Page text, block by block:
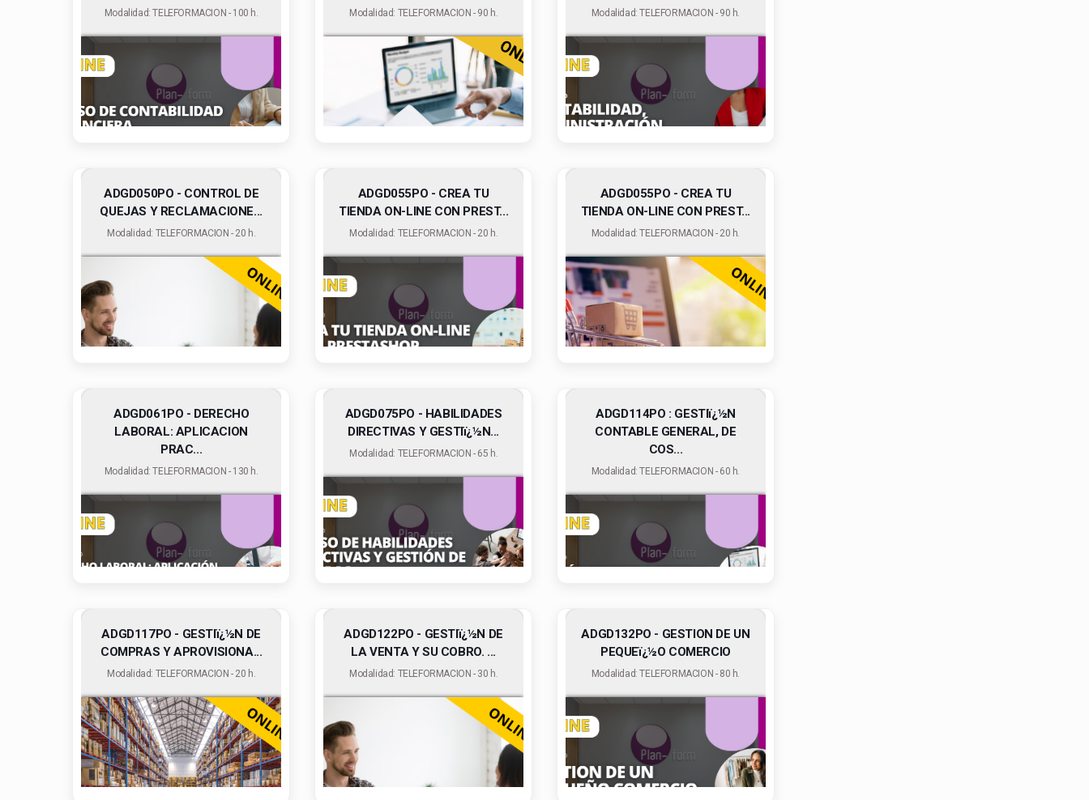
Modalidad: TELEFORMACION - 100 h. Modalidad: TELEFORMACION - 90 h. Modalidad: TELEFORMACION - 90 h.
ADGD050PO - CONTROL DE
QUEJAS Y RECLAMACIONE...
Modalidad: TELEFORMACION - 20 h.
ADGD055PO - CREA TU
TIENDA ON-LINE CON PREST...
Modalidad: TELEFORMACION - 20 h.
ADGD055PO - CREA TU
TIENDA ON-LINE CON PREST...
Modalidad: TELEFORMACION - 20 h.
ADGD061PO - DERECHO
LABORAL: APLICACION
PRAC...
Modalidad: TELEFORMACION - 130 h.
ADGD075PO - HABILIDADES
DIRECTIVAS Y GESTIï¿½N...
Modalidad: TELEFORMACION - 65 h.
ADGD114PO : GESTIï¿½N
CONTABLE GENERAL, DE
COS...
Modalidad: TELEFORMACION - 60 h.
ADGD117PO - GESTIï¿½N DE
COMPRAS Y APROVISIONA...
Modalidad: TELEFORMACION - 20 h.
ADGD122PO - GESTIï¿½N DE
LA VENTA Y SU COBRO. ...
Modalidad: TELEFORMACION - 30 h.
ADGD132PO - GESTION DE UN
PEQUEï¿½O COMERCIO
Modalidad: TELEFORMACION - 80 h.